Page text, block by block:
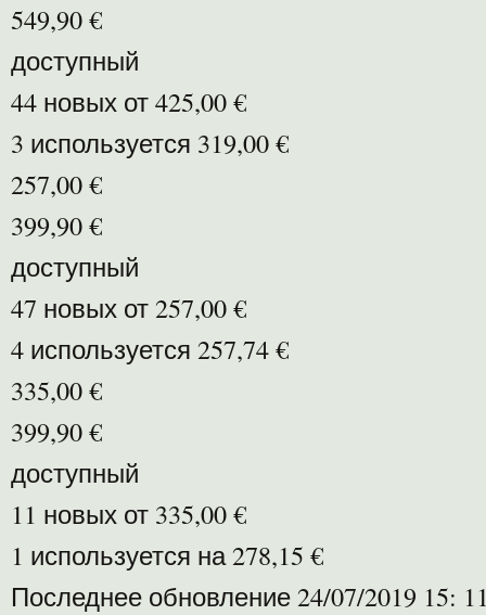
549,90 €
доступный
44 новых от 425,00 €
3 используется 319,00 €
257,00 €
399,90 €
доступный
47 новых от 257,00 €
4 используется 257,74 €
335,00 €
399,90 €
доступный
11 новых от 335,00 €
1 используется на 278,15 €
Последнее обновление 24/07/2019 15: